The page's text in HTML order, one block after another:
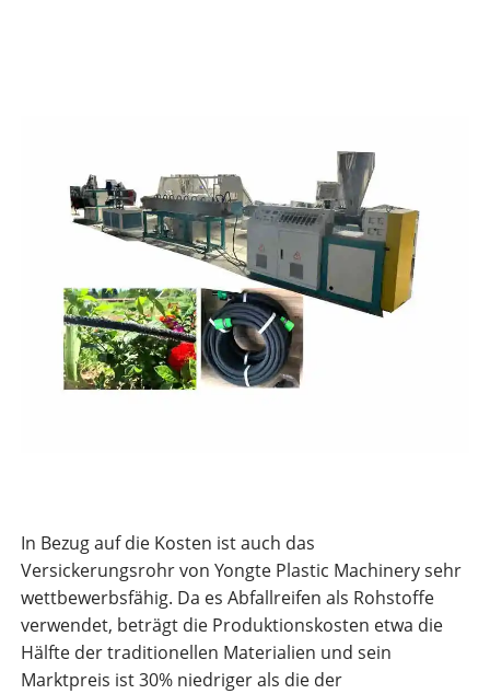
In Bezug auf die Kosten ist auch das
Versickerungsrohr von Yongte Plastic Machinery sehr
wettbewerbsfähig. Da es Abfallreifen als Rohstoffe
verwendet, beträgt die Produktionskosten etwa die
Hälfte der traditionellen Materialien und sein
Marktpreis ist 30% niedriger als die der